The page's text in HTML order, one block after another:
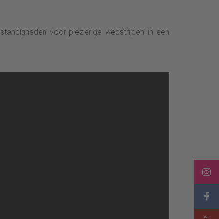
voor plezierige wedstrijden in een